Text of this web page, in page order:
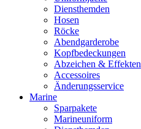
Diensthemden
Hosen
Röcke
Abendgarderobe
Kopfbedeckungen
Abzeichen & Effekten
Accessoires
Änderungsservice
Marine
Sparpakete
Marineuniform